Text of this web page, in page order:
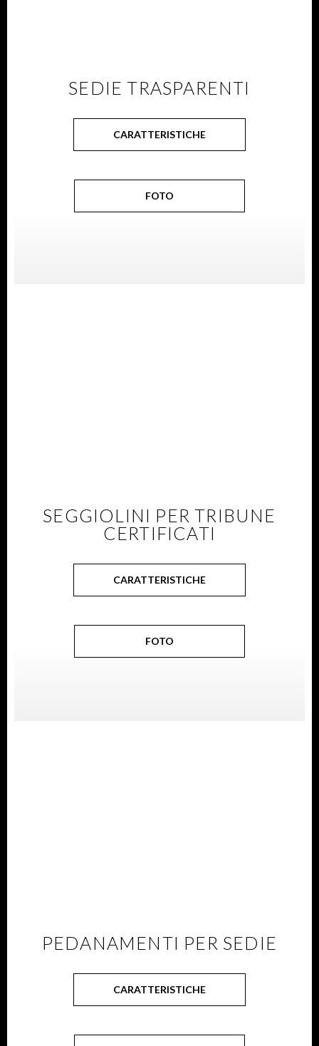
SEDIE TRASPARENTI
CARATTERISTICHE
FOTO
SEGGIOLINI PER TRIBUNE
CERTIFICATI
CARATTERISTICHE
FOTO
PEDANAMENTI PER SEDIE
CARATTERISTICHE